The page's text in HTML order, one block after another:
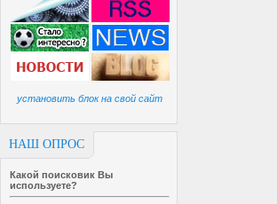
установить блок на свой сайт
НАШ ОПРОС
Какой поисковик Вы
используете?